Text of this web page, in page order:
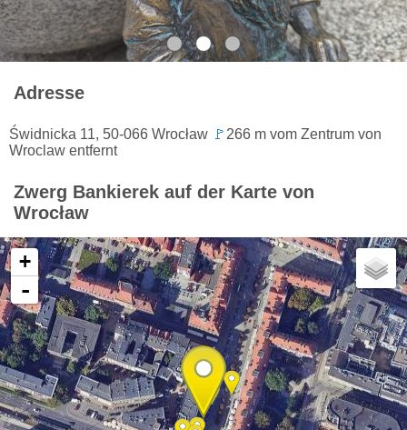
Adresse
Świdnicka 11, 50-066 Wrocław 🚩 266 m vom Zentrum von
Wroclaw entfernt
Zwerg Bankierek auf der Karte von
Wrocław
+
-